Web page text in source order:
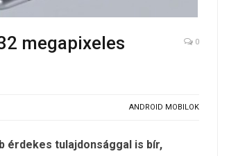
megapixeles
0
ANDROID MOBILOK
érdekes tulajdonsággal is bír,